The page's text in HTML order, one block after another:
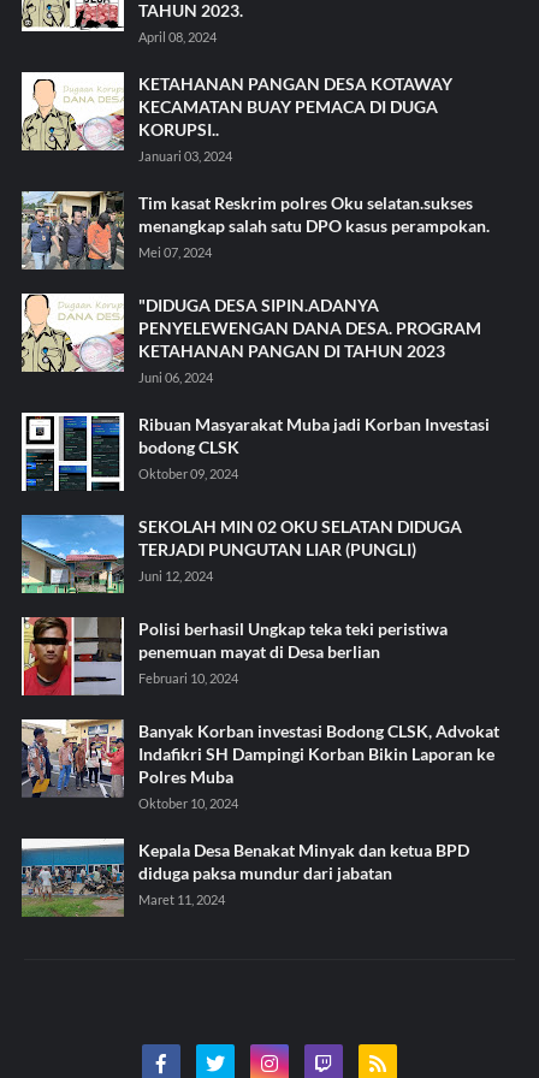
TAHUN 2023.
April 08, 2024
KETAHANAN PANGAN DESA KOTAWAY
KECAMATAN BUAY PEMACA DI DUGA
KORUPSI..
Januari 03, 2024
Tim kasat Reskrim polres Oku selatan.sukses
menangkap salah satu DPO kasus perampokan.
Mei 07, 2024
"DIDUGA DESA SIPIN.ADANYA
PENYELEWENGAN DANA DESA. PROGRAM
KETAHANAN PANGAN DI TAHUN 2023
Juni 06, 2024
Ribuan Masyarakat Muba jadi Korban Investasi
bodong CLSK
Oktober 09, 2024
SEKOLAH MIN 02 OKU SELATAN DIDUGA
TERJADI PUNGUTAN LIAR (PUNGLI)
Juni 12, 2024
Polisi berhasil Ungkap teka teki peristiwa
penemuan mayat di Desa berlian
Februari 10, 2024
Banyak Korban investasi Bodong CLSK, Advokat
Indafikri SH Dampingi Korban Bikin Laporan ke
Polres Muba
Oktober 10, 2024
Kepala Desa Benakat Minyak dan ketua BPD
diduga paksa mundur dari jabatan
Maret 11, 2024